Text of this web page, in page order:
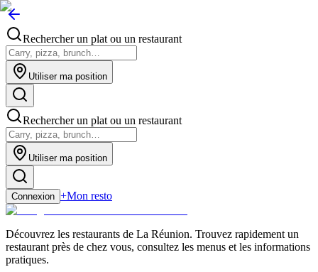
Rechercher un plat ou un restaurant
Utiliser ma position
Rechercher un plat ou un restaurant
Utiliser ma position
Connexion +Mon resto
Découvrez les restaurants de La Réunion. Trouvez rapidement un
restaurant près de chez vous, consultez les menus et les informations
pratiques.